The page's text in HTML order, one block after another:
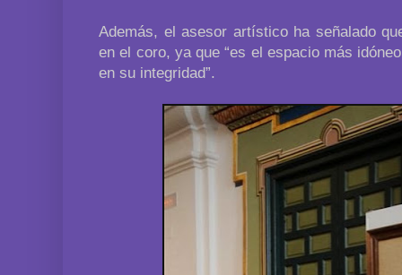
Además, el asesor artístico ha señalado
en el coro, ya que “es el espacio más
en su integridad”.